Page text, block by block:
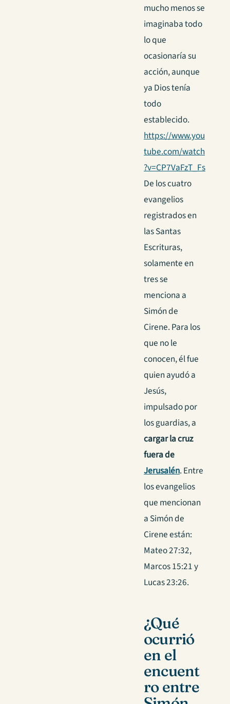
mucho menos se
imaginaba todo
lo que
ocasionaría su
acción, aunque
ya Dios tenía
todo
establecido.
https://www.you
tube.com/watch
?v=CP7VaFzT_Fs
De los cuatro
evangelios
registrados en
las Santas
Escrituras,
solamente en
tres se
menciona a
Simón de
Cirene. Para los
que no le
conocen, él fue
quien ayudó a
Jesús,
impulsado por
los guardias, a
cargar la cruz
fuera de
Jerusalén. Entre
los evangelios
que mencionan
a Simón de
Cirene están:
Mateo 27:32,
Marcos 15:21 y
Lucas 23:26.
¿Qué
ocurrió
en el
encuent
ro entre